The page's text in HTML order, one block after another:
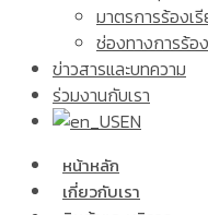
มาตรการร้องเ
ช่องทางการร้อ
ข่าวสารและบทความ
ร่วมงานกับเรา
EN
หน้าหลัก
เกี่ยวกับเรา